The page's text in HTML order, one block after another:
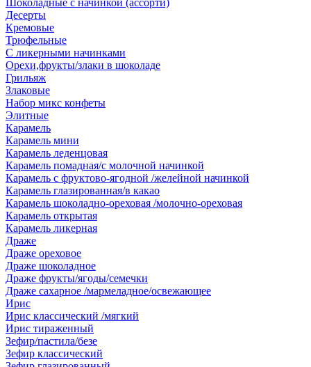
Шоколадные с начинкой (ассорти)
Десерты
Кремовые
Трюфельные
С ликерными начинками
Орехи,фрукты/злаки в шоколаде
Грильяж
Злаковые
Набор микс конфеты
Элитные
Карамель
Карамель мини
Карамель леденцовая
Карамель помадная/с молочной начинкой
Карамель с фруктово-ягодной /желейной начинкой
Карамель глазированная/в какао
Карамель шоколадно-ореховая /молочно-ореховая
Карамель открытая
Карамель ликерная
Драже
Драже ореховое
Драже шоколадное
Драже фрукты/ягоды/семечки
Драже сахарное /мармеладное/освежающее
Ирис
Ирис классический /мягкий
Ирис тираженный
Зефир/пастила/безе
Зефир классический